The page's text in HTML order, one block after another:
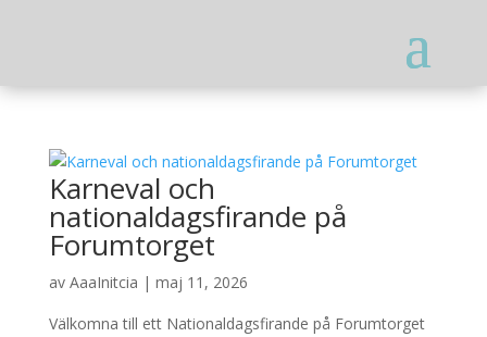
Karneval och
nationaldagsfirande på
Forumtorget
av AaaInitcia | maj 11, 2026
Välkomna till ett Nationaldagsfirande på Forumtorget